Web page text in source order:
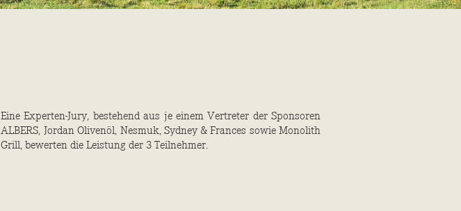
Eine Experten-Jury, bestehend aus je einem Vertreter der Sponsoren
ALBERS, Jordan Olivenöl, Nesmuk, Sydney & Frances sowie Monolith
Grill, bewerten die Leistung der 3 Teilnehmer.